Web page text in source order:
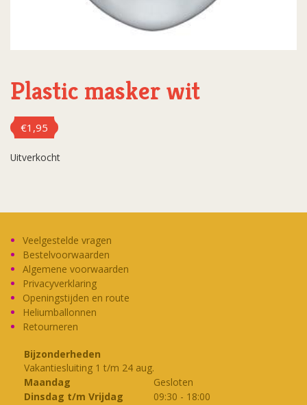
Plastic masker wit
€1,95
Uitverkocht
Veelgestelde vragen
Bestelvoorwaarden
Algemene voorwaarden
Privacyverklaring
Openingstijden en route
Heliumballonnen
Retourneren
Bijzonderheden
Vakantiesluiting 1 t/m 24 aug.
Maandag
Gesloten
Dinsdag t/m Vrijdag
09:30 - 18:00